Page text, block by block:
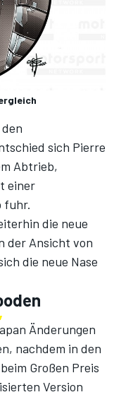
sich Pierre
Abtrieb,
einer
fuhr.
die neue
der Ansicht von
die neue Nase
Änderungen
nachdem in den
Großen Preis
Version